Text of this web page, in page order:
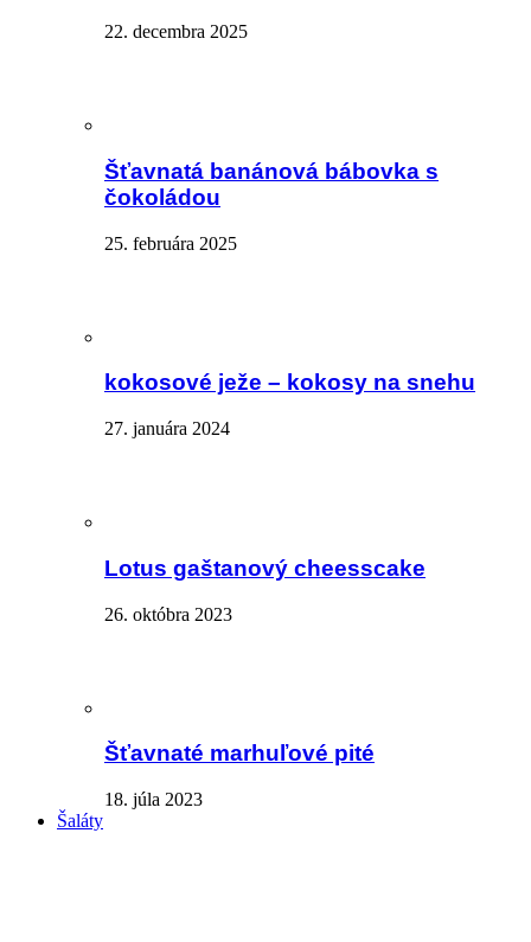
22. decembra 2025
Šťavnatá banánová bábovka s
čokoládou
25. februára 2025
kokosové ježe – kokosy na snehu
27. januára 2024
Lotus gaštanový cheesscake
26. októbra 2023
Šťavnaté marhuľové pité
18. júla 2023
Šaláty